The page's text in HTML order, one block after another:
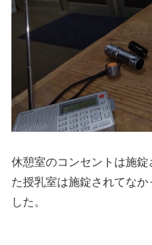
休憩室のコンセントは施
た授乳室は施錠されてな
した。